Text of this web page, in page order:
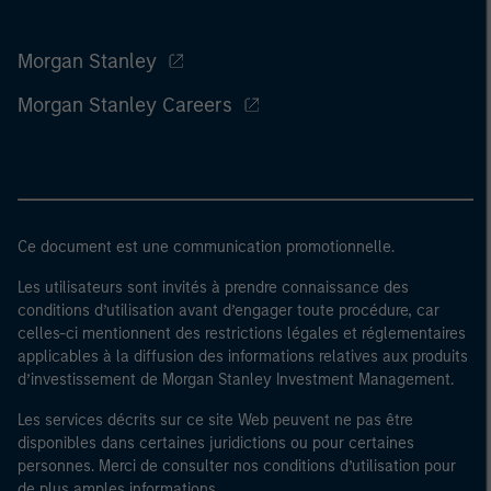
Morgan Stanley
Morgan Stanley Careers
Ce document est une communication promotionnelle.
Les utilisateurs sont invités à prendre connaissance des
conditions d’utilisation avant d’engager toute procédure, car
celles-ci mentionnent des restrictions légales et réglementaires
applicables à la diffusion des informations relatives aux produits
d’investissement de Morgan Stanley Investment Management.
Les services décrits sur ce site Web peuvent ne pas être
disponibles dans certaines juridictions ou pour certaines
personnes. Merci de consulter nos conditions d’utilisation pour